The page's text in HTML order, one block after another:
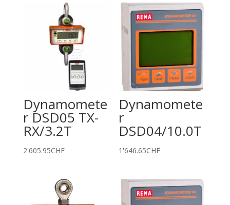
Dynamomete
r DSD05 TX-
RX/3.2T
2'605.95CHF
Dynamomete
r
DSD04/10.0T
1'646.65CHF